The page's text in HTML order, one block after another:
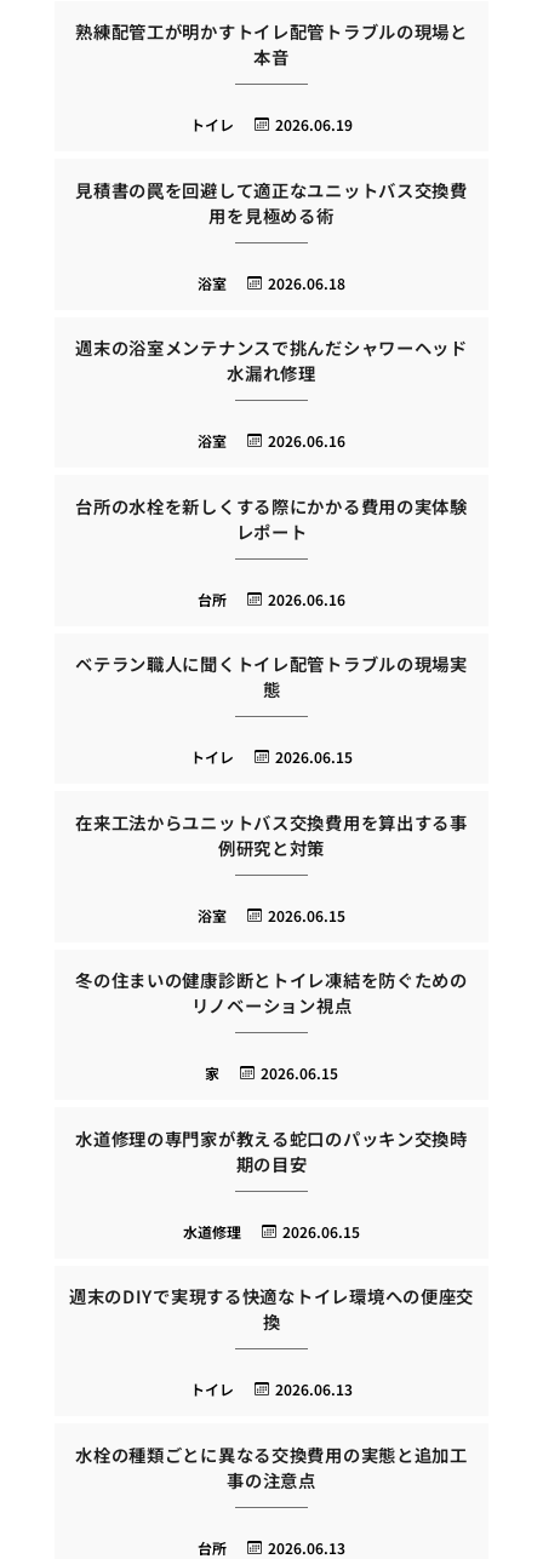
熟練配管工が明かすトイレ配管トラブルの現場と
本音
2026.06.19
トイレ
見積書の罠を回避して適正なユニットバス交換費
用を見極める術
2026.06.18
浴室
週末の浴室メンテナンスで挑んだシャワーヘッド
水漏れ修理
2026.06.16
浴室
台所の水栓を新しくする際にかかる費用の実体験
レポート
2026.06.16
台所
ベテラン職人に聞くトイレ配管トラブルの現場実
態
2026.06.15
トイレ
在来工法からユニットバス交換費用を算出する事
例研究と対策
2026.06.15
浴室
冬の住まいの健康診断とトイレ凍結を防ぐための
リノベーション視点
2026.06.15
家
水道修理の専門家が教える蛇口のパッキン交換時
期の目安
2026.06.15
水道修理
週末のDIYで実現する快適なトイレ環境への便座交
換
2026.06.13
トイレ
水栓の種類ごとに異なる交換費用の実態と追加工
事の注意点
2026.06.13
台所